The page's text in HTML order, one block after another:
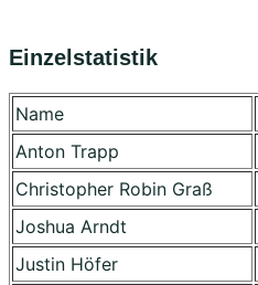
Einzelstatistik
Name
Anton Trapp
Christopher Robin Graß
Joshua Arndt
Justin Höfer